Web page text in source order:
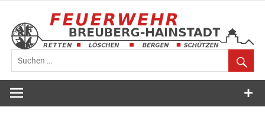
springen
Feuerwehr
Breuberg-